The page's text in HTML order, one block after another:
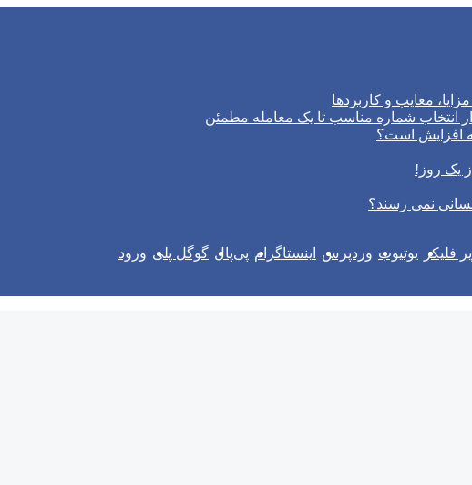
معایب و کاربردها
انتخاب شماره مناسب تا یک معامله مطمئن
افزایش است؟
نمی‌ رسند؟
فلیکر یوتیوب وردپرس اینستاگرام پی‌پال گوگل پلی ورود